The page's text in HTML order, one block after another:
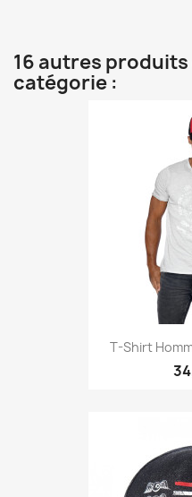
16 autres produits
catégorie :
T-Shirt